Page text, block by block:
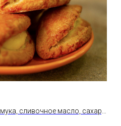
мука, сливочное масло, сахар,